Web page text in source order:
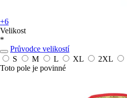
+6
Velikost
*
Průvodce velikostí
S
M L XL 2XL
Toto pole je povinné